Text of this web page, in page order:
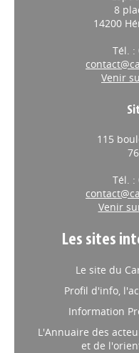
8
14200
Tél. :
Venir
115
Tél. :
Venir
Les sites
Le site du
Profil d'info,
Information
L'Annuaire des
et de